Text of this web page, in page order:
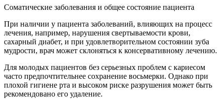
Соматические заболевания и общее состояние пациента
При наличии у пациента заболеваний, влияющих на процесс
лечения, например, нарушения свертываемости крови,
сахарный диабет, и при удовлетворительном состоянии зуба
мудрости, врач может склоняться к консервативному лечению.
Для молодых пациентов без серьезных проблем с кариесом
часто предпочтительнее сохранение восьмерки. Однако при
плохой гигиене рта и высоком риске разрушения может быть
рекомендовано его удаление.